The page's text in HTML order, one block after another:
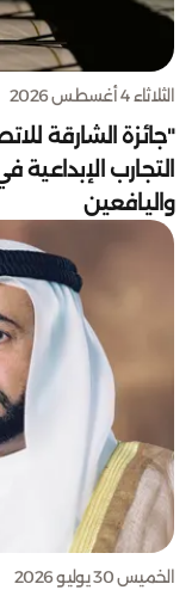
الثلاثاء 4 أغسطس 2026
"جائزة الشارقة
التجارب
واليافعين
الخميس 30 يوليو 2026